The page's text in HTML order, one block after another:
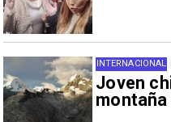
Joven
INTERNACIONAL